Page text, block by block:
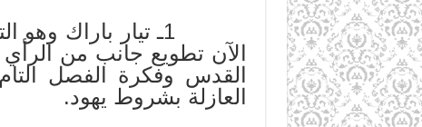
1ـ تيار باراك وهو
الآن تطويع جانب من
القدس وفكرة الفصل التام
العازلة بشروط يهود.